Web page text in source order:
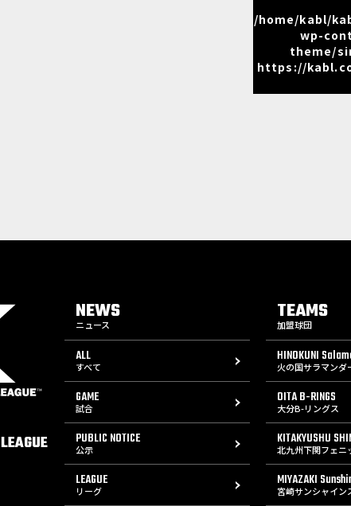
/home/kabl/
wp-
theme/
https://
LEAGUE
NEWS
ニュース
ALL
すべて
GAME
試合
PUBLIC NOTICE
公示
LEAGUE
リーグ
TEAMS
加盟球団
HINOKUNI
火の国サラマンダ
OITA B-RINGS
大分B-リングス
KITAKYUSHU
北九州下関フェニ
MIYAZAKI
宮崎サンシャイン